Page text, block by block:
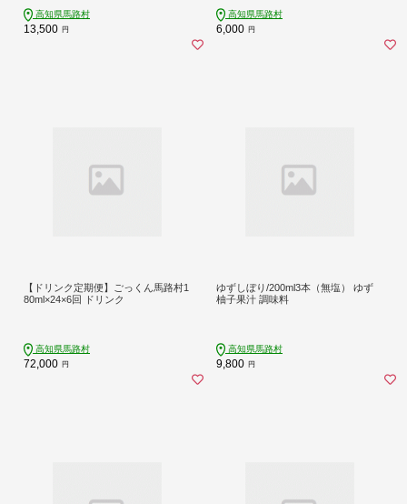
高知県馬路村
13,500 円
馬路村 【694】
高知県馬路村
6,000 円
【ドリンク定期便】ごっくん馬路村1
80ml×24×6回 ドリンク
高知県馬路村
72,000 円
ゆずしぼり/200ml3本（無塩） ゆず
柚子果汁 調味料
高知県馬路村
9,800 円